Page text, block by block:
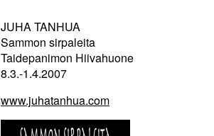
JUHA TANHUA
Sammon sirpaleita
Taidepanimon Hiivahuone
8.3.-1.4.2007
www.juhatanhua.com